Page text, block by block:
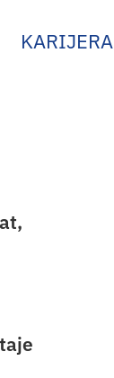
KARIJERA